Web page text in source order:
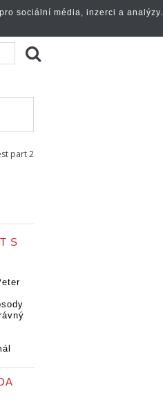
part 2
S
sociální média, inzerci a analýzy.